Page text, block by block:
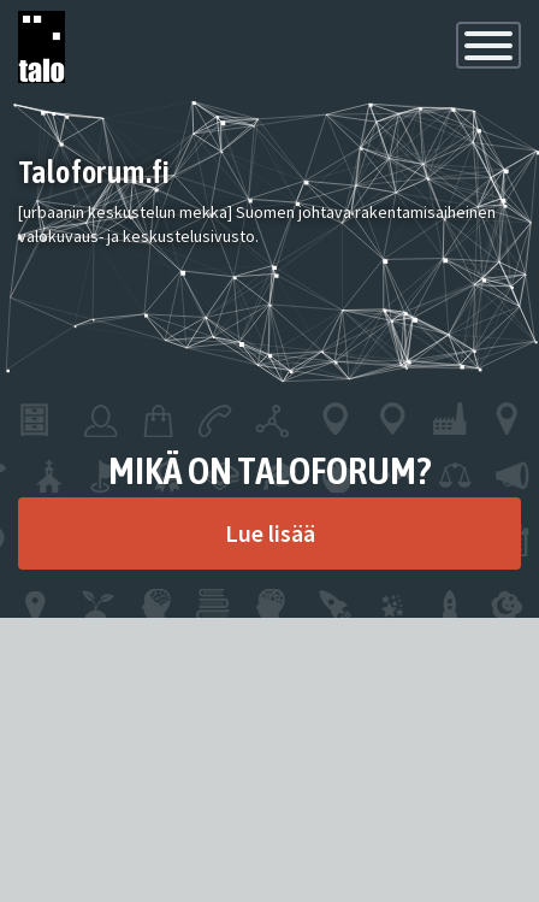
Toggle
Taloforum.fi
[urbaanin keskustelun mekka] Suomen johtava rakentamisaiheinen
valokuvaus- ja keskustelusivusto.
MIKÄ ON TALOFORUM?
Lue lisää